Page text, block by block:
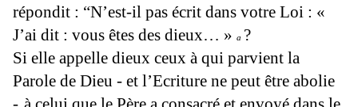
répondit : “N’est-il pas écrit dans votre Loi : «
J’ai dit : vous êtes des dieux… » a ?
Si elle appelle dieux ceux à qui parvient la
Parole de Dieu - et l’Ecriture ne peut être abolie